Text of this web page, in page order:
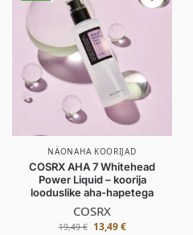
NÄONAHA KOORIJAD
COSRX AHA 7 Whitehead
Power Liquid – koorija
looduslike aha-hapetega
COSRX
19,49€ 13,49€